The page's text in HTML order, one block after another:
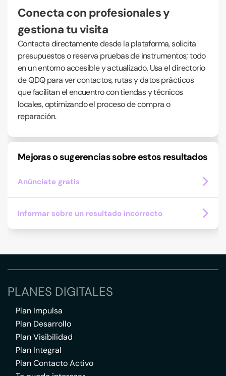
Conecta con profesionales y
gestiona tu visita
Contacta directamente desde la plataforma, solicita
presupuestos o reserva pruebas de instrumentos; todo
en un entorno accesible y actualizado. Usa el directorio
de QDQ para ver contactos, rutas y datos prácticos
que facilitan el encuentro con tiendas y técnicos
locales, optimizando el proceso de compra o
reparación.
Mejoras o sugerencias sobre estos resultados
Anúnciate gratis
Informar sobre un resultado incorrecto
PLANES DIGITALES
Plan Impulsa
Plan Desarrollo
Plan Visibilidad
Plan Integral
Plan Contacto Activo